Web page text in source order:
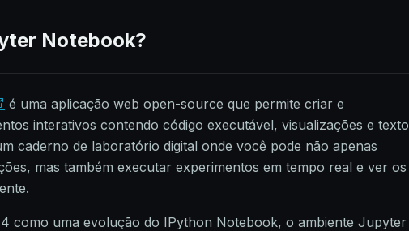
Notebook?
é uma aplicação web open-source que permite criar e
interativos contendo código executável, visualizações e texto
caderno de laboratório digital onde você pode não apenas
mas também executar experimentos em tempo real e ver os
como uma evolução do IPython Notebook, o ambiente Jupyter